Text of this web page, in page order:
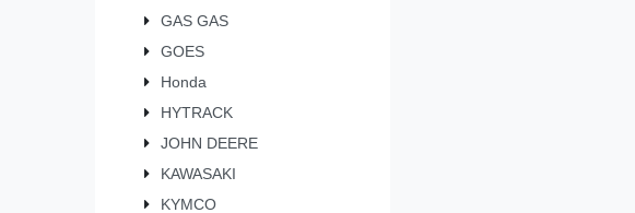
GAS GAS
GOES
Honda
HYTRACK
JOHN DEERE
KAWASAKI
KYMCO